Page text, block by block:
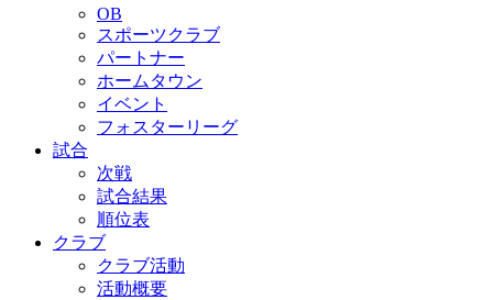
OB
スポーツクラブ
パートナー
ホームタウン
イベント
フォスターリーグ
試合
次戦
試合結果
順位表
クラブ
クラブ活動
活動概要